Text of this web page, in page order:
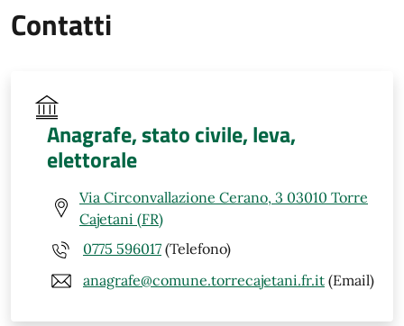
Contatti
Anagrafe, stato civile, leva,
elettorale
Via Circonvallazione Cerano, 3 03010 Torre
Cajetani (FR)
0775 596017 (Telefono)
anagrafe@comune.torrecajetani.fr.it (Email)